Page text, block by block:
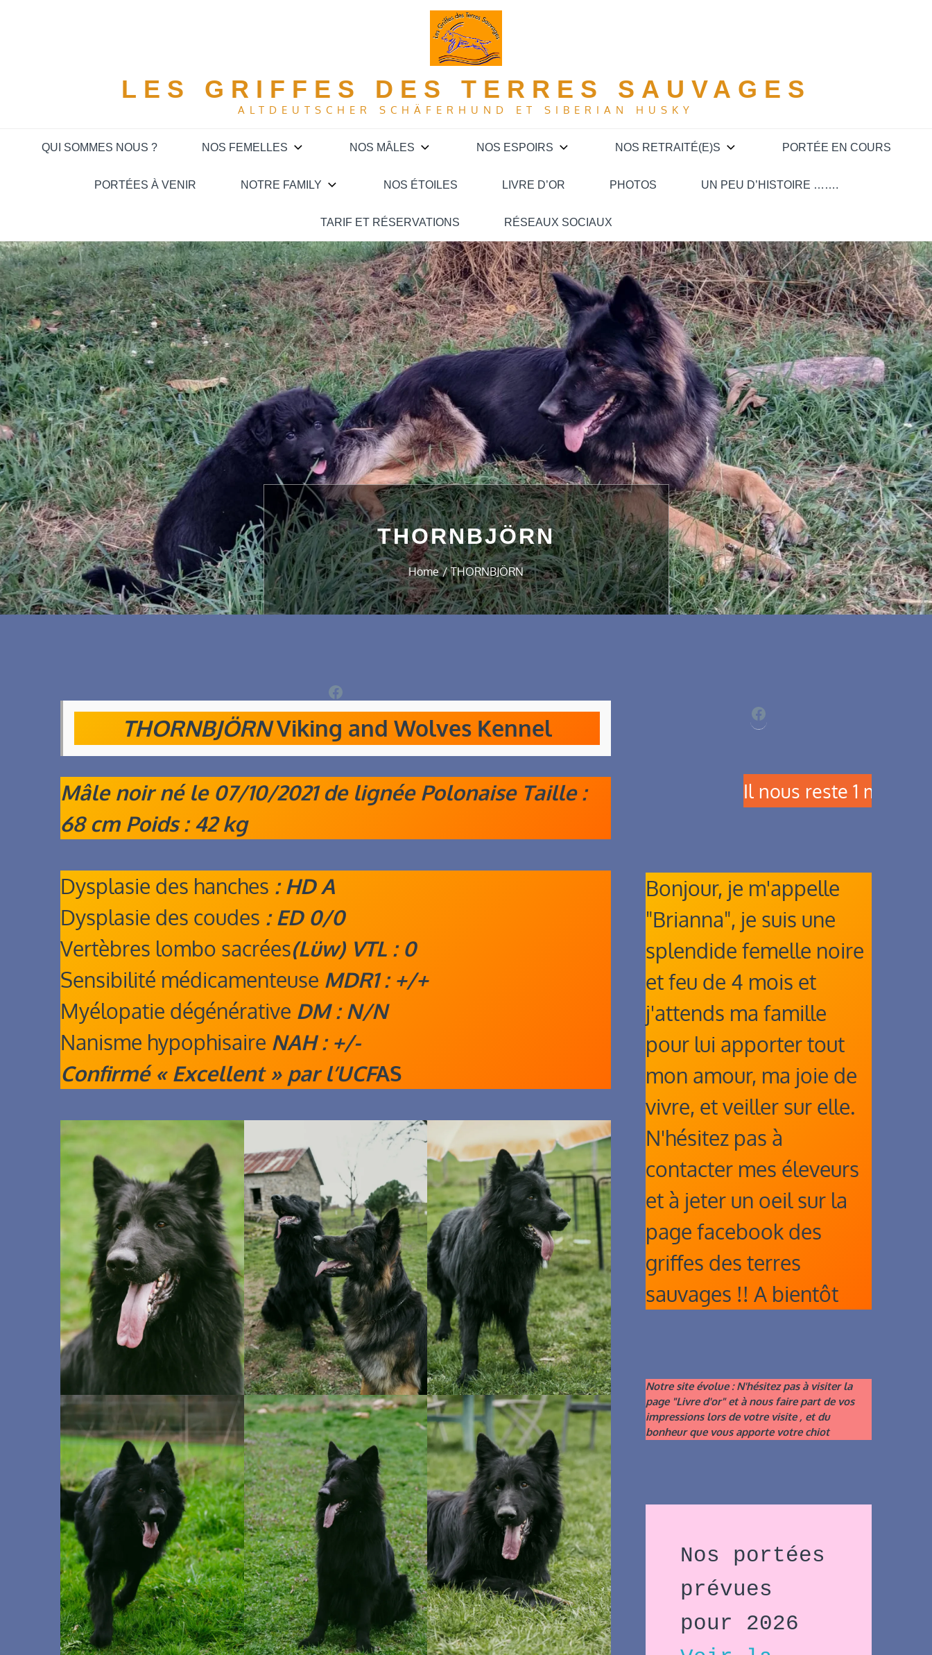
LES GRIFFES DES TERRES SAUVAGES
ALTDEUTSCHER SCHÄFERHUND ET SIBERIAN HUSKY
QUI SOMMES NOUS ? NOS FEMELLES NOS MÂLES NOS ESPOIRS NOS RETRAITÉ(E)S PORTÉE EN COURS
PORTÉES À VENIR NOTRE FAMILY NOS ÉTOILES LIVRE D’OR PHOTOS UN PEU D’HISTOIRE …….
TARIF ET RÉSERVATIONS RÉSEAUX SOCIAUX
THORNBJÖRN
Home THORNBJÖRN
Facebook
THORNBJÖRNViking and Wolves Kennel
Mâle noir né le 07/10/2021 de lignée Polonaise Taille :
68 cm Poids : 42 kg
Dysplasie des hanches : HD A
Dysplasie des coudes : ED 0/0
Vertèbres lombo sacrées(Lüw) VTL : 0
Sensibilité médicamenteuse MDR1 : +/+
Myélopatie dégénérative DM : N/N
Nanisme hypophisaire NAH : +/-
Confirmé « Excellent » par l’UCFAS
Facebook
Il nous reste 1 magnifique femelle
Bonjour, je m'appelle
"Brianna", je suis une
splendide femelle noire
et feu de 4 mois et
j'attends ma famille
pour lui apporter tout
mon amour, ma joie de
vivre, et veiller sur elle.
N'hésitez pas à
contacter mes éleveurs
et à jeter un oeil sur la
page facebook des
griffes des terres
sauvages !! A bientôt
Notre site évolue : N'hésitez pas à visiter la
page "Livre d'or" et à nous faire part de vos
impressions lors de votre visite , et du
bonheur que vous apporte votre chiot
Nos portées
prévues